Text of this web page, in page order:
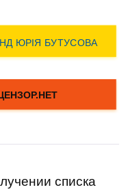
списка